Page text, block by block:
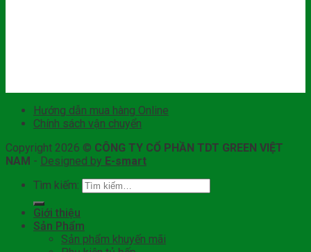
Hướng dẫn mua hàng Online
Chính sách vận chuyển
Copyright 2026 © CÔNG TY CỔ PHẦN TDT GREEN VIỆT
NAM - Designed by E-smart
Tìm kiếm:
Giới thiệu
Sản Phẩm
Sản phẩm khuyến mãi